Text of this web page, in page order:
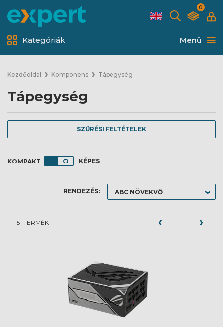
0
Menü
Kategóriák
Kezdőoldal Komponens Tápegység
Tápegység
SZŰRÉSI FELTÉTELEK
KÉPES
RENDEZÉS:
151 TERMÉK